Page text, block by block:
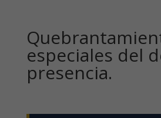
especiales del
presencia.